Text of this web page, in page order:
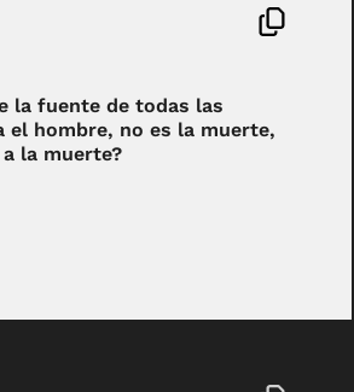
la fuente de todas las
el hombre, no es la muerte,
la muerte?